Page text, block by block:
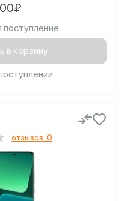
в корзину
отзывов: 0